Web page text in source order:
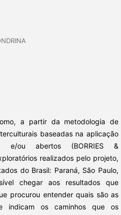
a partir da metodologia de
baseadas na aplicação
e/ou abertos (BORRIES &
realizados pelo projeto,
do Brasil: Paraná, São Paulo,
chegar aos resultados que
procurou entender quais são as
indicam os caminhos que os